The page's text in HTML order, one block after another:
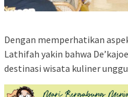
Dengan memperhatikan
Lathifah yakin bahwa
destinasi wisata kuliner